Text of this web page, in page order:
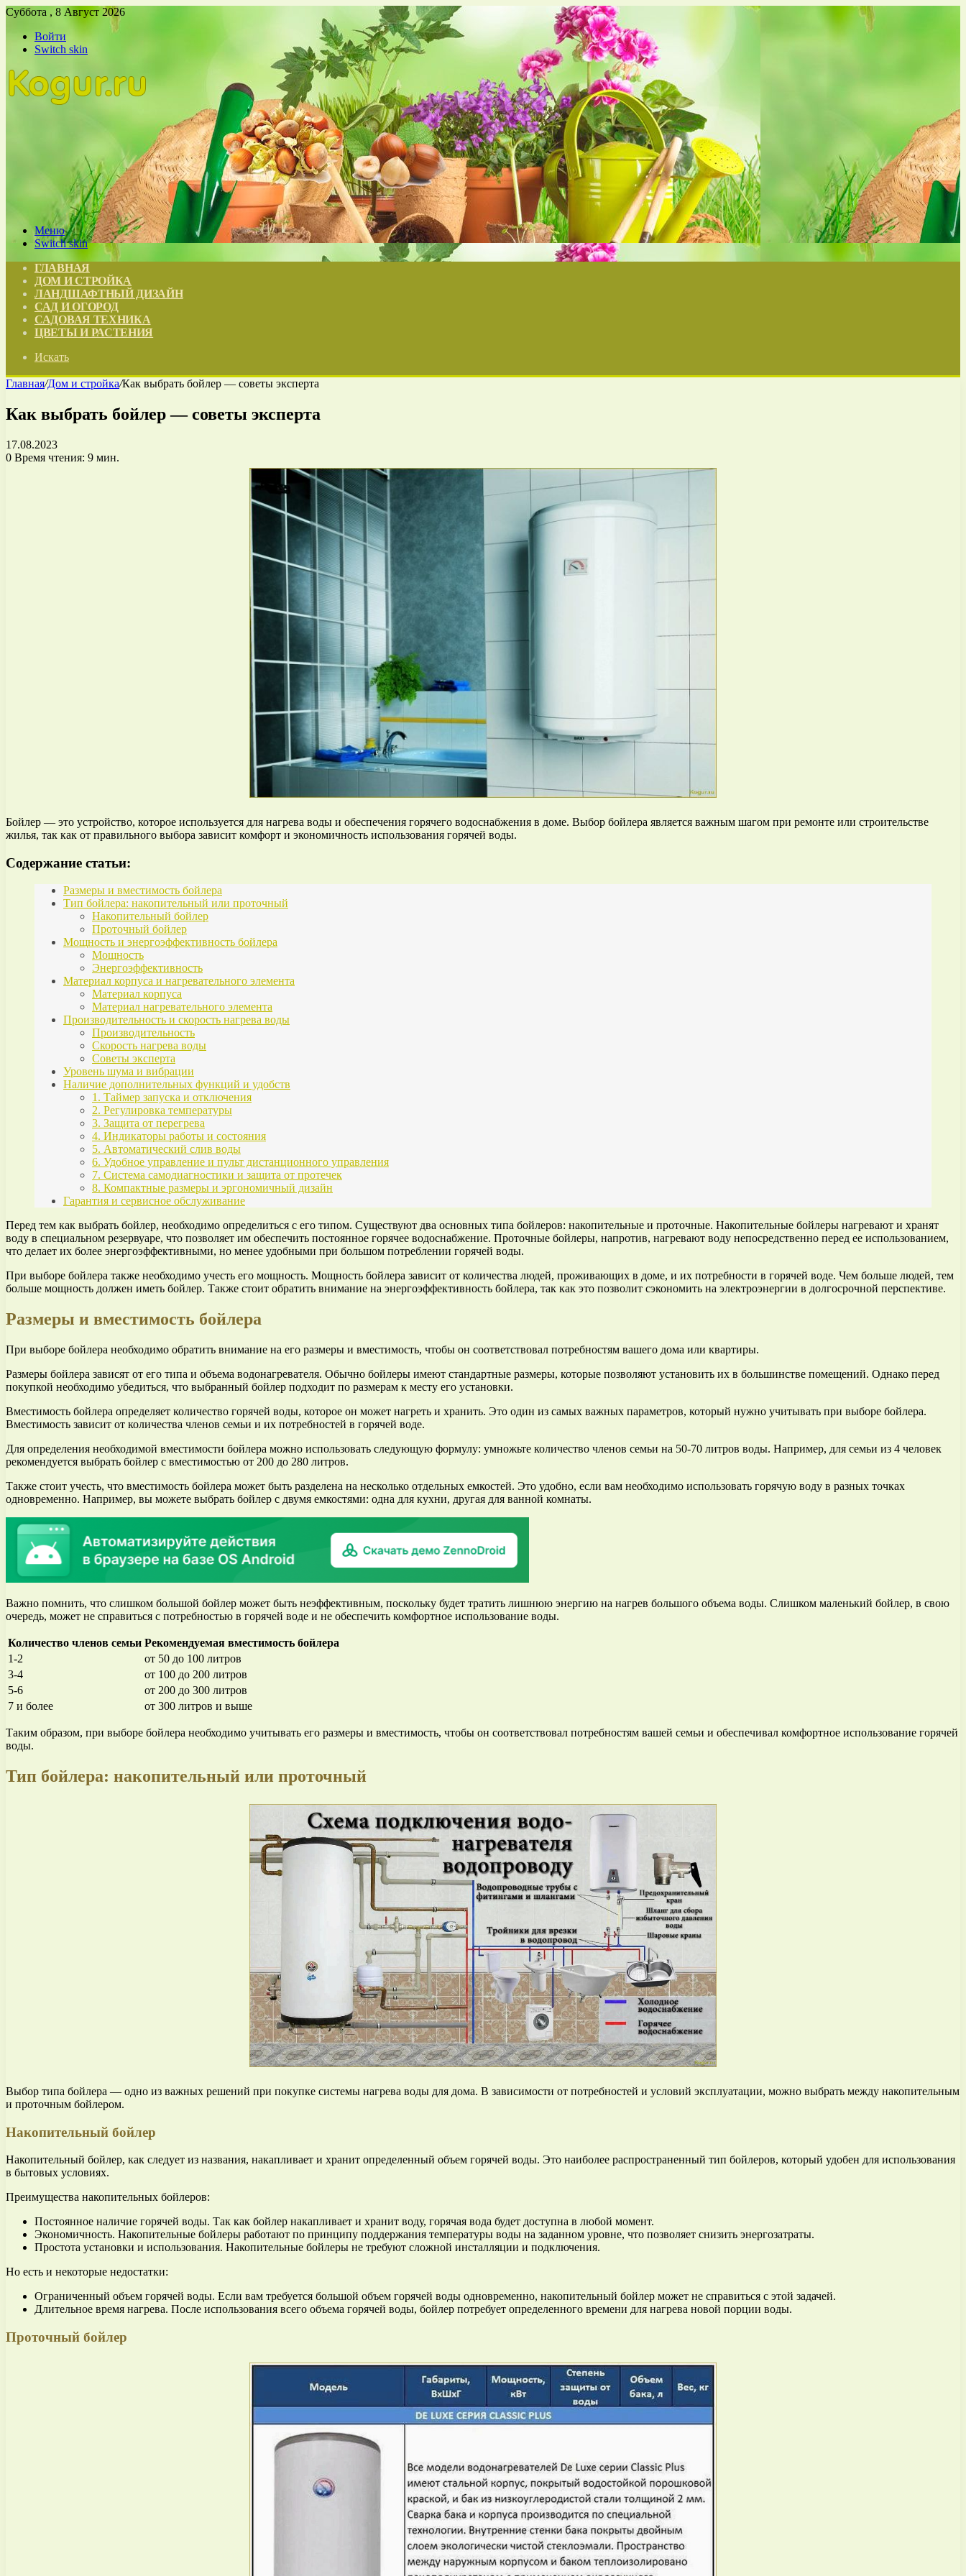
Суббота , 8 Август 2026
Войти
Switch skin
Меню
Switch skin
ГЛАВНАЯ
ДОМ И СТРОЙКА
ЛАНДШАФТНЫЙ ДИЗАЙН
САД И ОГОРОД
САДОВАЯ ТЕХНИКА
ЦВЕТЫ И РАСТЕНИЯ
Искать
Главная/Дом и стройка/Как выбрать бойлер — советы эксперта
Как выбрать бойлер — советы эксперта
17.08.2023
0 Время чтения: 9 мин.
Бойлер — это устройство, которое используется для нагрева воды и обеспечения горячего водоснабжения в доме. Выбор бойлера является важным шагом при ремонте или строительстве
жилья, так как от правильного выбора зависит комфорт и экономичность использования горячей воды.
Содержание статьи:
Размеры и вместимость бойлера
Тип бойлера: накопительный или проточный
Накопительный бойлер
Проточный бойлер
Мощность и энергоэффективность бойлера
Мощность
Энергоэффективность
Материал корпуса и нагревательного элемента
Материал корпуса
Материал нагревательного элемента
Производительность и скорость нагрева воды
Производительность
Скорость нагрева воды
Советы эксперта
Уровень шума и вибрации
Наличие дополнительных функций и удобств
1. Таймер запуска и отключения
2. Регулировка температуры
3. Защита от перегрева
4. Индикаторы работы и состояния
5. Автоматический слив воды
6. Удобное управление и пульт дистанционного управления
7. Система самодиагностики и защита от протечек
8. Компактные размеры и эргономичный дизайн
Гарантия и сервисное обслуживание
Перед тем как выбрать бойлер, необходимо определиться с его типом. Существуют два основных типа бойлеров: накопительные и проточные. Накопительные бойлеры нагревают и хранят
воду в специальном резервуаре, что позволяет им обеспечить постоянное горячее водоснабжение. Проточные бойлеры, напротив, нагревают воду непосредственно перед ее использованием,
что делает их более энергоэффективными, но менее удобными при большом потреблении горячей воды.
При выборе бойлера также необходимо учесть его мощность. Мощность бойлера зависит от количества людей, проживающих в доме, и их потребности в горячей воде. Чем больше людей, тем
больше мощность должен иметь бойлер. Также стоит обратить внимание на энергоэффективность бойлера, так как это позволит сэкономить на электроэнергии в долгосрочной перспективе.
Размеры и вместимость бойлера
При выборе бойлера необходимо обратить внимание на его размеры и вместимость, чтобы он соответствовал потребностям вашего дома или квартиры.
Размеры бойлера зависят от его типа и объема водонагревателя. Обычно бойлеры имеют стандартные размеры, которые позволяют установить их в большинстве помещений. Однако перед
покупкой необходимо убедиться, что выбранный бойлер подходит по размерам к месту его установки.
Вместимость бойлера определяет количество горячей воды, которое он может нагреть и хранить. Это один из самых важных параметров, который нужно учитывать при выборе бойлера.
Вместимость зависит от количества членов семьи и их потребностей в горячей воде.
Для определения необходимой вместимости бойлера можно использовать следующую формулу: умножьте количество членов семьи на 50-70 литров воды. Например, для семьи из 4 человек
рекомендуется выбрать бойлер с вместимостью от 200 до 280 литров.
Также стоит учесть, что вместимость бойлера может быть разделена на несколько отдельных емкостей. Это удобно, если вам необходимо использовать горячую воду в разных точках
одновременно. Например, вы можете выбрать бойлер с двумя емкостями: одна для кухни, другая для ванной комнаты.
Важно помнить, что слишком большой бойлер может быть неэффективным, поскольку будет тратить лишнюю энергию на нагрев большого объема воды. Слишком маленький бойлер, в свою
очередь, может не справиться с потребностью в горячей воде и не обеспечить комфортное использование воды.
Количество членов семьи Рекомендуемая вместимость бойлера
1-2
от 50 до 100 литров
3-4
от 100 до 200 литров
5-6
от 200 до 300 литров
7 и более
от 300 литров и выше
Таким образом, при выборе бойлера необходимо учитывать его размеры и вместимость, чтобы он соответствовал потребностям вашей семьи и обеспечивал комфортное использование горячей
воды.
Тип бойлера: накопительный или проточный
Выбор типа бойлера — одно из важных решений при покупке системы нагрева воды для дома. В зависимости от потребностей и условий эксплуатации, можно выбрать между накопительным
и проточным бойлером.
Накопительный бойлер
Накопительный бойлер, как следует из названия, накапливает и хранит определенный объем горячей воды. Это наиболее распространенный тип бойлеров, который удобен для использования
в бытовых условиях.
Преимущества накопительных бойлеров:
Постоянное наличие горячей воды. Так как бойлер накапливает и хранит воду, горячая вода будет доступна в любой момент.
Экономичность. Накопительные бойлеры работают по принципу поддержания температуры воды на заданном уровне, что позволяет снизить энергозатраты.
Простота установки и использования. Накопительные бойлеры не требуют сложной инсталляции и подключения.
Но есть и некоторые недостатки:
Ограниченный объем горячей воды. Если вам требуется большой объем горячей воды одновременно, накопительный бойлер может не справиться с этой задачей.
Длительное время нагрева. После использования всего объема горячей воды, бойлер потребует определенного времени для нагрева новой порции воды.
Проточный бойлер